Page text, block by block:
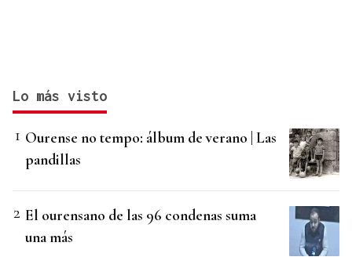
Lo más visto
Ourense no tempo: álbum de verano | Las
pandillas
El ourensano de las 96 condenas suma
una más